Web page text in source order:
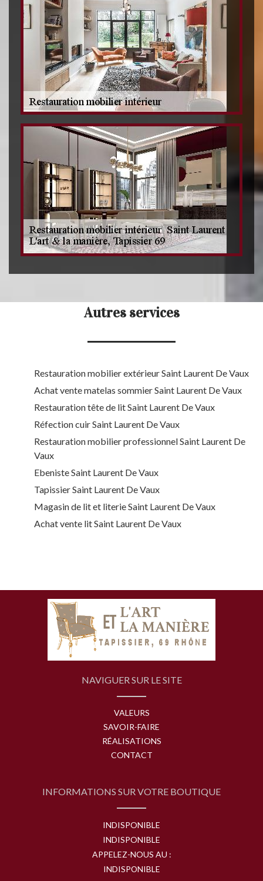
Autres services
Restauration mobilier extérieur Saint Laurent De Vaux
Achat vente matelas sommier Saint Laurent De Vaux
Restauration tête de lit Saint Laurent De Vaux
Réfection cuir Saint Laurent De Vaux
Restauration mobilier professionnel Saint Laurent De
Vaux
Ebeniste Saint Laurent De Vaux
Tapissier Saint Laurent De Vaux
Magasin de lit et literie Saint Laurent De Vaux
Achat vente lit Saint Laurent De Vaux
NAVIGUER SUR LE SITE
VALEURS
SAVOIR-FAIRE
RÉALISATIONS
CONTACT
INFORMATIONS SUR VOTRE BOUTIQUE
INDISPONIBLE
INDISPONIBLE
APPELEZ-NOUS AU :
INDISPONIBLE